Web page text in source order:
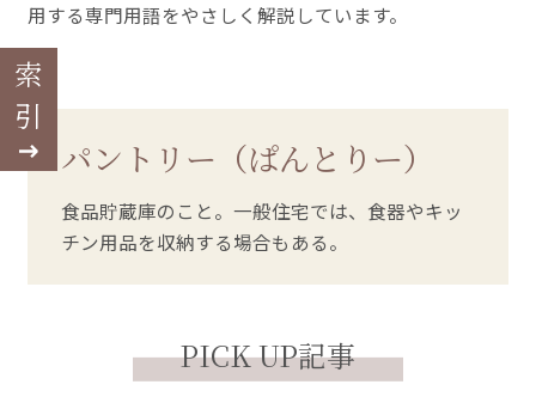
索引
用する専門用語をやさしく解説しています。
パントリー（ぱんとりー）
食品貯蔵庫のこと。一般住宅では、食器やキッ
チン用品を収納する場合もある。
PICK UP記事